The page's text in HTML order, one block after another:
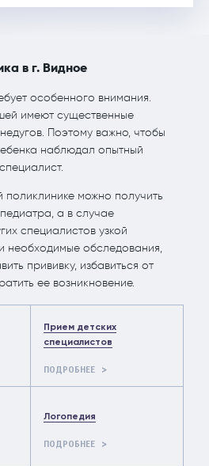
в г. Видное
особенного внимания.
имеют существенные
Поэтому важно, чтобы
наблюдал опытный
поликлинике можно получить
а в случае
специалистов узкой
необходимые обследования,
прививку, избавиться от
ее возникновение.
Прием детских
специалистов
ПОДРОБНЕЕ
Логопедия
ПОДРОБНЕЕ